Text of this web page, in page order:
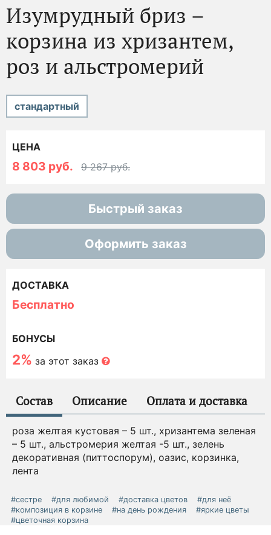
Изумрудный бриз –
корзина из хризантем,
роз и альстромерий
стандартный
ЦЕНА
8 803 руб. 9 267 руб.
Быстрый заказ
Оформить заказ
ДОСТАВКА
Бесплатно
БОНУСЫ
2% за этот заказ
Состав Описание Оплата и доставка
роза желтая кустовая – 5 шт., хризантема зеленая
– 5 шт., альстромерия желтая -5 шт., зелень
декоративная (питтоспорум), оазис, корзинка,
лента
#сестре #для любимой #доставка цветов
#для неё
#композиция в корзине
#на день рождения
#яркие цветы
#цветочная корзина